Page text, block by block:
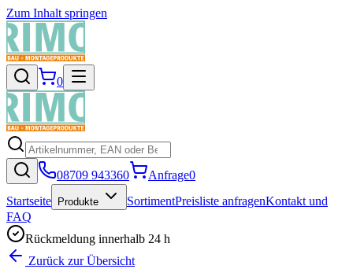
Zum Inhalt springen
0
08709 943360 Anfrage0
Startseite
Produkte SortimentPreisliste anfragenKontakt und
FAQ
Rückmeldung innerhalb 24 h
Zurück zur Übersicht